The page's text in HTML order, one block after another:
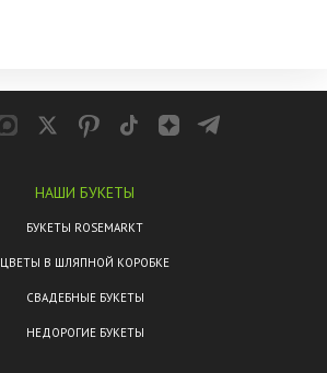
НАШИ БУКЕТЫ
БУКЕТЫ ROSEMARKT
ЦВЕТЫ В ШЛЯПНОЙ КОРОБКЕ
СВАДЕБНЫЕ БУКЕТЫ
НЕДОРОГИЕ БУКЕТЫ